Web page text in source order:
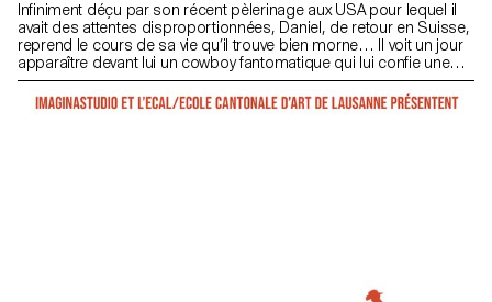
Infiniment déçu par son récent pèlerinage aux USA pour lequel il
avait des attentes disproportionnées, Daniel, de retour en Suisse,
reprend le cours de sa vie qu’il trouve bien morne… Il voit un jour
apparaître devant lui un cowboy fantomatique qui lui confie une
mission : voler une Chevy El Camino.